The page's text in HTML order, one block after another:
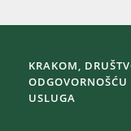
KRAKOM,
USLUGA